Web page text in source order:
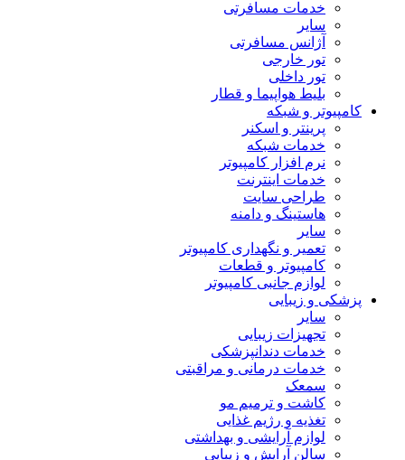
خدمات مسافرتی
سایر
آژانس مسافرتی
تور خارجی
تور داخلی
بلیط هواپیما و قطار
کامپیوتر و شبکه
پرینتر و اسکنر
خدمات شبکه
نرم افزار کامپیوتر
خدمات اینترنت
طراحی سایت
هاستینگ و دامنه
سایر
تعمیر و نگهداری کامپیوتر
کامپیوتر و قطعات
لوازم جانبی کامپیوتر
پزشکی و زیبایی
سایر
تجهیزات زیبایی
خدمات دندانپزشکی
خدمات درمانی و مراقبتی
سمعک
کاشت و ترمیم مو
تغذیه و رژیم غذایی
لوازم آرایشی و بهداشتی
سالن آرایش و زیبایی